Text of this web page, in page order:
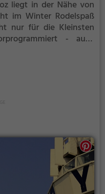
liegt in der Nähe von
im Winter Rodelspaß
nur für die Kleinsten
- auch
und eine rasante